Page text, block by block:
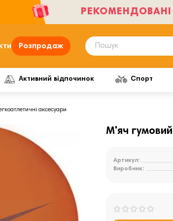
Розпродаж
Активний відпочинок Спорт
аксесуари
М'яч
Артикул:
Виробник: